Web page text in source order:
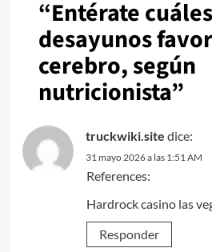
“Entérate
desayunos
cerebro, según
nutricionista”
truckwiki.site dice:
31 mayo 2026 a las 1:51 AM
References:
Hardrock casino las
Responder